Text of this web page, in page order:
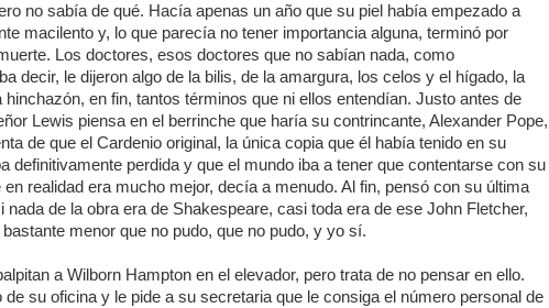
no sabía de qué. Hacía apenas un año que su piel había empezado a
macilento y, lo que parecía no tener importancia alguna, terminó por
Los doctores, esos doctores que no sabían nada, como
decir, le dijeron algo de la bilis, de la amargura, los celos y el hígado, la
hinchazón, en fin, tantos términos que ni ellos entendían. Justo antes de
Lewis piensa en el berrinche que haría su contrincante, Alexander Pope,
de que el Cardenio original, la única copia que él había tenido en su
definitivamente perdida y que el mundo iba a tener que contentarse con su
en realidad era mucho mejor, decía a menudo. Al fin, pensó con su última
nada de la obra era de Shakespeare, casi toda era de ese John Fletcher,
bastante menor que no pudo, que no pudo, y yo sí.
a Wilborn Hampton en el elevador, pero trata de no pensar en ello.
de su oficina y le pide a su secretaria que le consiga el número personal de